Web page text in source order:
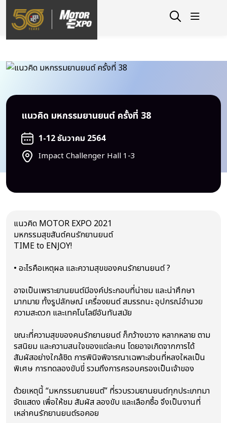
แนวคิด มหกรรมยานยนต์ ครั้งที่ 38
1-12 ธันวาคม 2564
Impact Challenger Hall 1-3
แนวคิด MOTOR EXPO 2021
มหกรรมสุขสันต์คนรักยานยนต์
TIME to ENJOY!
• อะไรคือเหตุผล และความสุขของคนรักยานยนต์ ?
อาจเป็นเพราะยานยนต์มีองค์ประกอบที่น่าชม และน่าศึกษา
มากมาย ทั้งรูปลักษณ์ เครื่องยนต์ สมรรถนะ อุปกรณ์อำนวย
ความสะดวก และเทคโนโลยีอันทันสมัย
ขณะที่ความสุขของคนรักยานยนต์ ก็กว้างขวาง หลากหลาย ตาม
รสนิยม และความสนใจของแต่ละคน โดยอาจเกิดจากการได้
สัมผัสอย่างใกล้ชิด การพินิจพิจารณาเฉพาะส่วนที่หลงใหลเป็น
พิเศษ การทดลองขับขี่ รวมถึงการครอบครองเป็นเจ้าของ
ด้วยเหตุนี้ “มหกรรมยานยนต์” ที่รวบรวมยานยนต์ทุกประเภทมา
จัดแสดง เพื่อให้ชม สัมผัส ลองขับ และเลือกซื้อ จึงเป็นงานที่
เหล่าคนรักยานยนต์รอคอย